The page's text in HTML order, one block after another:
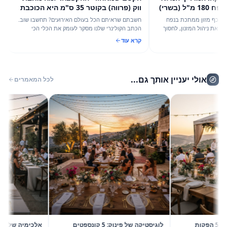
לכף מזון ממתכת בנפח 180 מ"ל (בשרי)
מזון ממתכת בנפח
ניהול המזנון, לחסוך
ווק (פרווה) בקוטר 35 ס"מ היא הכוכבת
האמיתית של אירועי אביב 2026
חשבתם שראיתם הכל בעולם האירועים? תחשבו שוב.
הכתב הקולינרי שלנו מסקר לעומק את הכלי הכי
ס"מ. גלו איך פריט אחד במחיר צנוע יכול לשדרג כל
קרא עוד
אולי יעניין אותך גם... לכל המאמרים
בשיא הסטייל: 5 הפקות לוגיסטיקה של פינוק: 5 קונספטים